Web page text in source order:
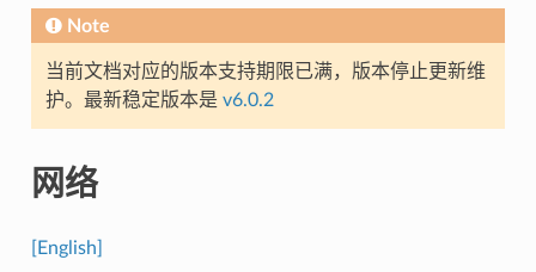
Note
当前文档对应的版本支持期限已满，版本停止更新维
护。最新稳定版本是 v6.0.2
网络
[English]